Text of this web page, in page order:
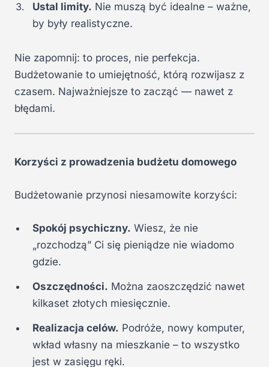
Ustal limity. Nie muszą być idealne – ważne,
by były realistyczne.
Nie zapomnij: to proces, nie perfekcja.
Budżetowanie to umiejętność, którą rozwijasz z
czasem. Najważniejsze to zacząć — nawet z
błędami.
Korzyści z prowadzenia budżetu domowego
Budżetowanie przynosi niesamowite korzyści:
Spokój psychiczny. Wiesz, że nie
„rozchodzą” Ci się pieniądze nie wiadomo
gdzie.
Oszczędności. Można zaoszczędzić nawet
kilkaset złotych miesięcznie.
Realizacja celów. Podróże, nowy komputer,
wkład własny na mieszkanie – to wszystko
jest w zasięgu ręki.